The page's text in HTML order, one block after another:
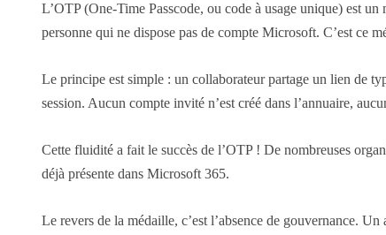
L’OTP (One-Time Passcode, ou code à usage unique) est
personne qui ne dispose pas de compte Microsoft. C’est ce
Le principe est simple : un collaborateur partage un lien de
session. Aucun compte invité n’est créé dans l’annuaire,
Cette fluidité a fait le succès de l’OTP ! De nombreuses
déjà présente dans Microsoft 365.
Le revers de la médaille, c’est l’absence de gouvernance.